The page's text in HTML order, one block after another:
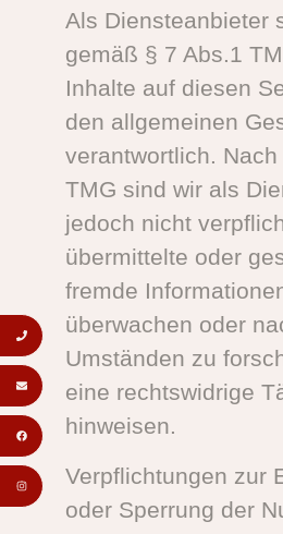
Als Diensteanbieter
gemäß § 7 Abs.1
Inhalte auf diesen
den allgemeinen
verantwortlich.
TMG sind wir als
jedoch nicht
übermittelte oder
fremde
überwachen oder
Umständen zu
eine rechtswidrige
hinweisen.
Verpflichtungen zur
oder Sperrung der